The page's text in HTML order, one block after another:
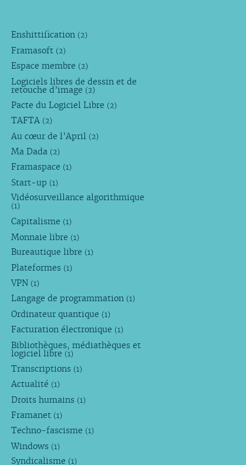
Enshittification (2)
Framasoft (2)
Espace membre (2)
Logiciels libres de dessin et de
retouche d’image (2)
Pacte du Logiciel Libre (2)
TAFTA (2)
Au cœur de l’April (2)
Ma Dada (2)
Framaspace (1)
Start-up (1)
Vidéosurveillance algorithmique
(1)
Capitalisme (1)
Monnaie libre (1)
Bureautique libre (1)
Plateformes (1)
VPN (1)
Langage de programmation (1)
Ordinateur quantique (1)
Facturation électronique (1)
Bibliothèques, médiathèques et
logiciel libre (1)
Transcriptions (1)
Actualité (1)
Droits humains (1)
Framanet (1)
Techno-fascisme (1)
Windows (1)
Syndicalisme (1)